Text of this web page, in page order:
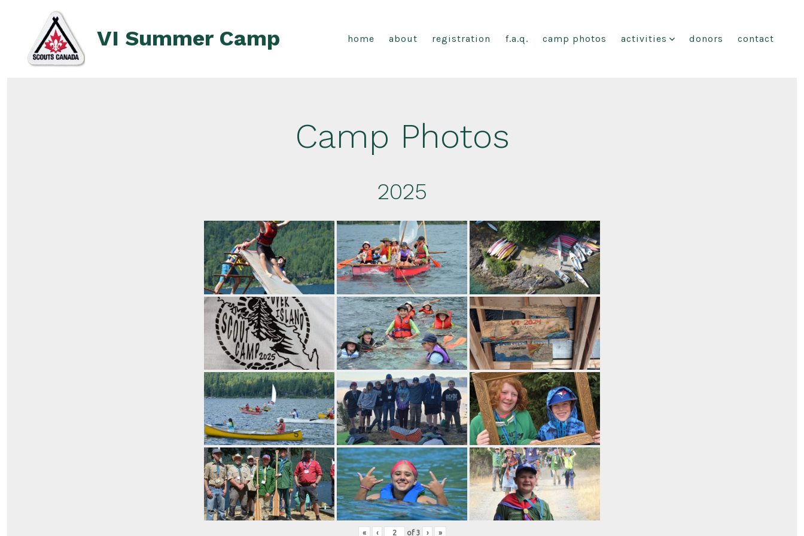
content
VI Summer Camp home about registration f.a.q. camp photos activities donors contact
Camp Photos
2025
« ‹ of 3 › »